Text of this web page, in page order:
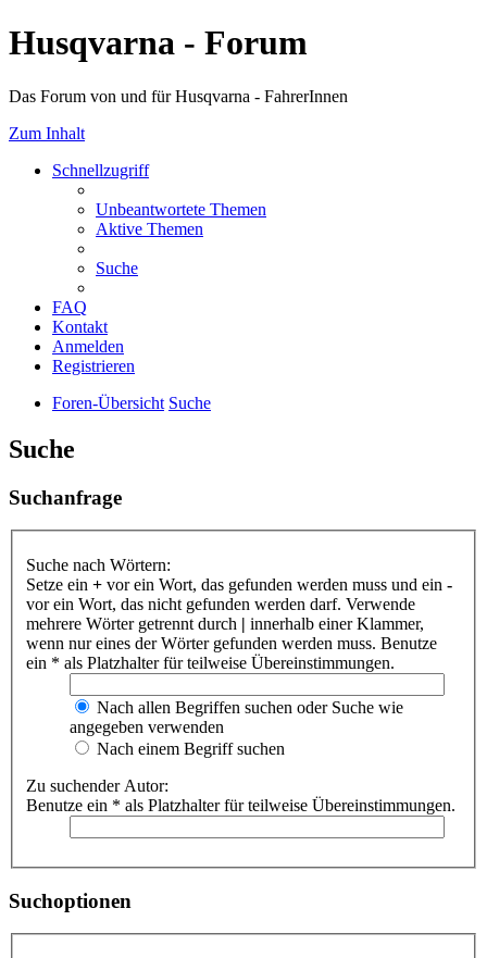
Husqvarna - Forum
Das Forum von und für Husqvarna - FahrerInnen
Zum Inhalt
Schnellzugriff
Unbeantwortete Themen
Aktive Themen
Suche
FAQ
Kontakt
Anmelden
Registrieren
Foren-Übersicht Suche
Suche
Suchanfrage
Suche nach Wörtern:
Setze ein + vor ein Wort, das gefunden werden muss und ein -
vor ein Wort, das nicht gefunden werden darf. Verwende
mehrere Wörter getrennt durch | innerhalb einer Klammer,
wenn nur eines der Wörter gefunden werden muss. Benutze
ein * als Platzhalter für teilweise Übereinstimmungen.
Nach allen Begriffen suchen oder Suche wie
angegeben verwenden
Nach einem Begriff suchen
Zu suchender Autor:
Benutze ein * als Platzhalter für teilweise Übereinstimmungen.
Suchoptionen